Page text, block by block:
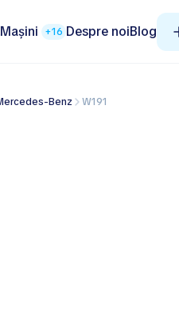
Mașini +16 Despre noiBlog
Mercedes-Benz W191